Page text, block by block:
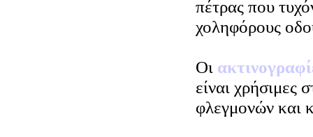
πέτρας που
χοληφόρους
Οι
είναι χρήσιμες
φλεγμονών και